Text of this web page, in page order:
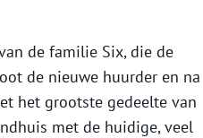
de familie Six, die de
de nieuwe huurder en na
het grootste gedeelte van
met de huidige, veel